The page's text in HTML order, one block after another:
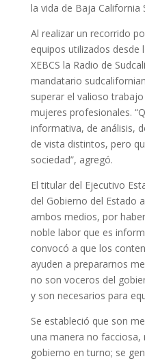
la vida de Baja California
Al realizar un recorrido
equipos utilizados desde
XEBCS la Radio de
mandatario
superar el valioso
mujeres profesionales.
informativa, de análisis,
de vista distintos, pero
sociedad”, agregó.
El titular del Ejecutivo
del Gobierno del Estado
ambos medios, por
noble labor que es
convocó a que los
ayuden a prepararnos
no son voceros del
y son necesarios para
Se estableció que son
una manera no facciosa,
gobierno en turno; se